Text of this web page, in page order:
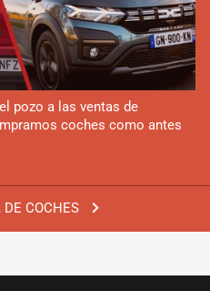
COCHES
pozo a las ventas de
coches como antes